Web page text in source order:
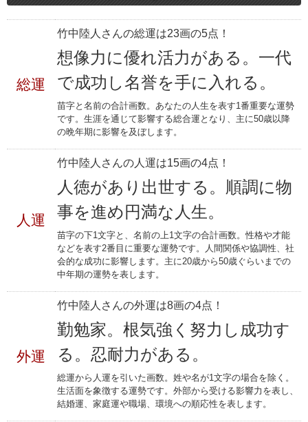
総運
竹中陸人さんの総運は23画の5点！
想像力に優れ活力がある。一代
で成功し名誉を手に入れる。
苗字と名前の合計画数。あなたの人生を表す1番重要な運勢
です。生涯を通じて影響する総合運となり、主に50歳以降
の晩年期に影響を及ぼします。
人運
竹中陸人さんの人運は15画の4点！
人徳があり出世する。順調に物
事を進め円満な人生。
苗字の下1文字と、名前の上1文字の合計画数。性格や才能
などを表す2番目に重要な運勢です。人間関係や協調性、社
会的な成功に影響します。主に20歳から50歳ぐらいまでの
中年期の運勢を表します。
外運
竹中陸人さんの外運は8画の4点！
勤勉家。根気強く努力し成功す
る。忍耐力がある。
総運から人運を引いた画数。姓や名が1文字の場合を除く。
生活面を象徴する運勢です。外部から受ける影響力を表し、
結婚運、家庭運や職場、環境への順応性を表します。